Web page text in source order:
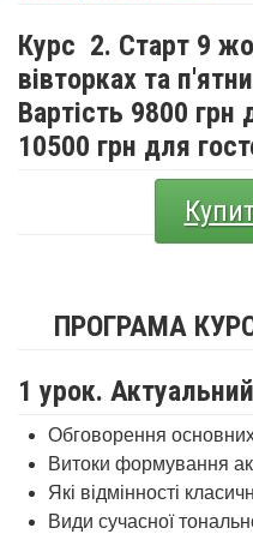
Курс 2. Старт 9
вівторках та
Вартість 9800 грн
10500 грн для
ПРОГРАМА
1 урок.
Обговорення
Витоки формування
Які відмінності
Види сучасної